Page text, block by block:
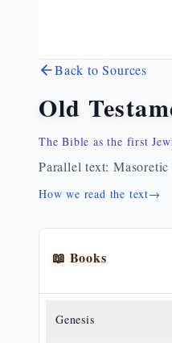
Back to Sources
Old
The Bible as the first
Parallel text: Masoretic
How we read the text→
📖 Books
Genesis